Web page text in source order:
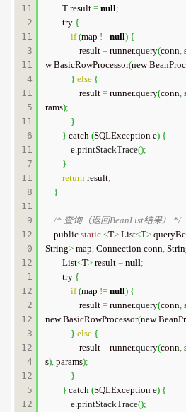
11
2
11
3
11
4
11
5
11
6
11
7
11
8
11
9
12
0
12
1
12
2
12
3
12
4
12
5
12
        T result
= null;
        try
{
if (map != null) {
                result
= runner.query(conn,
w BasicRowProcessor(new
} else {
                result
= runner.query(conn,
rams);
}
} catch (SQLException e) {
            e.
printStackTrace();
}
return result;
}
/* 查询（返回BeanList结果） */
    public
static <T> List<T>
String> map, Connection conn,
        List
<T> result = null;
        try
{
if (map != null) {
                result
= runner.query(conn,
new BasicRowProcessor(new
} else {
                result
= runner.query(conn,
s), params);
}
} catch (SQLException e) {
            e.
printStackTrace();